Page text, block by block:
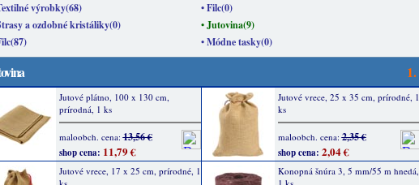
výrobky(68)
• Filc(0)
a ozdobné kristáliky(0)
• Jutovina(9)
• Módne tasky(0)
1.
Jutové plátno, 100 x 130 cm,
prírodná, 1 ks
maloobch. cena:13,56 €
shop cena: 11,79 €
Jutové vrece, 25 x 35 cm, prírodné, 1
ks
maloobch. cena:2,35 €
shop cena: 2,04 €
Jutové vrece, 17 x 25 cm, prírodné, 1
Konopná šnúra 3, 5 mm/55 m hnedá,